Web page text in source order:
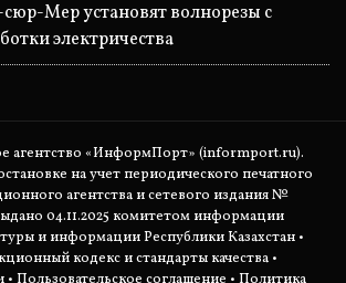
Мер установят волнорезы с
электричества
агентство «ИнформПорт» (informport.ru).
на учет периодического печатного
агентства и сетевого издания №
04.11.2025 комитетом информации
и информации Республики Казахстан •
кодекс и стандарты качества •